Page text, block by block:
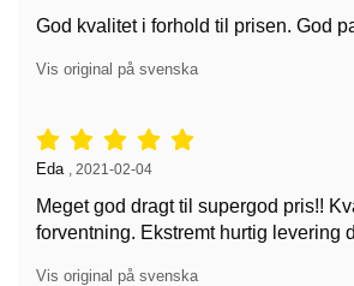
God kvalitet i forhold til prisen. God
Vis original på svenska
Anmeldelser: 5 stjerne af 5,
Anmeldelser af:
Eda 2021-02-04
Meget god dragt til supergod pris!!
forventning. Ekstremt hurtig levering
Vis original på svenska